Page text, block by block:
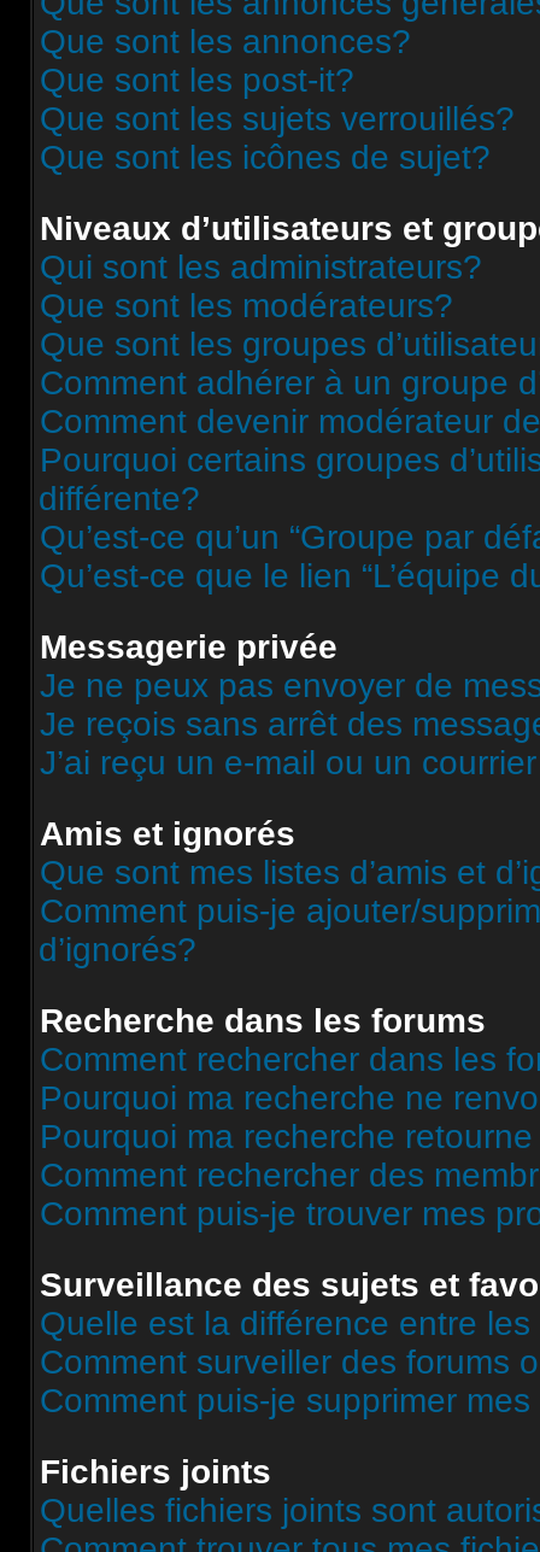
Que sont les annonces?
Que sont les post-it?
Que sont les sujets verrouillés?
Que sont les icônes de sujet?
Niveaux d’utilisateurs et
Qui sont les administrateurs?
Que sont les modérateurs?
Que sont les groupes
Comment adhérer à un groupe
Comment devenir modérateur
Pourquoi certains groupes
différente?
Qu’est-ce qu’un “Groupe par
Qu’est-ce que le lien “L’équipe
Messagerie privée
Je ne peux pas envoyer de
Je reçois sans arrêt des
J’ai reçu un e-mail ou un
Amis et ignorés
Que sont mes listes d’amis et
Comment puis-je ajouter/
d’ignorés?
Recherche dans les forums
Comment rechercher dans les
Pourquoi ma recherche ne
Pourquoi ma recherche
Comment rechercher des
Comment puis-je trouver mes
Surveillance des sujets et
Quelle est la différence entre
Comment surveiller des forums
Comment puis-je supprimer
Fichiers joints
Quelles fichiers joints sont